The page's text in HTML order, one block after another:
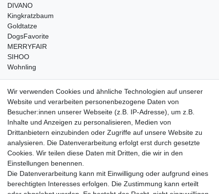
DIVANO
Kingkratzbaum
Goldtatze
DogsFavorite
MERRYFAIR
SIHOO
Wohnling
weitere Shops
traumlampen- Lampen und Kronleuchter
kinderwagencenter- Exklusive und günstige Kinderwagen
gastrogeraete24- alles für Gastronomie und Imbiss
soziale Medien
Facebook
sicher einkaufen
Wir verwenden Cookies und ähnliche Technologien auf unserer
Website und verarbeiten personenbezogene Daten von
Besucher:innen unserer Webseite (z.B. IP-Adresse), um z.B.
Inhalte und Anzeigen zu personalisieren, Medien von
Drittanbietern einzubinden oder Zugriffe auf unsere Website zu
analysieren. Die Datenverarbeitung erfolgt erst durch gesetzte
Cookies. Wir teilen diese Daten mit Dritten, die wir in den
Einstellungen benennen.
Die Datenverarbeitung kann mit Einwilligung oder aufgrund eines
berechtigten Interesses erfolgen. Die Zustimmung kann erteilt